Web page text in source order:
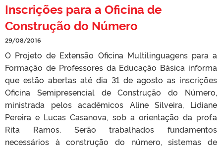
Inscrições para a Oficina de
Construção do Número
29/08/2016
O Projeto de Extensão Oficina Multilinguagens para a
Formação de Professores da Educação Básica informa
que estão abertas até dia 31 de agosto as inscrições
Oficina Semipresencial de Construção do Número,
ministrada pelos acadêmicos Aline Silveira, Lidiane
Pereira e Lucas Casanova, sob a orientação da prof.a
Rita Ramos. Serão trabalhados fundamentos
necessários à construção do número, sistemas de